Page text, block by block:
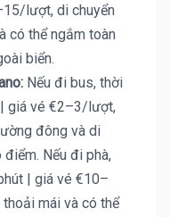
lượt, di chuyển
có thể ngắm toàn
biển.
Nếu đi bus, thời
giá vé €2–3/lượt,
đông và di
Nếu đi phà,
| giá vé €10–
mái và có thể